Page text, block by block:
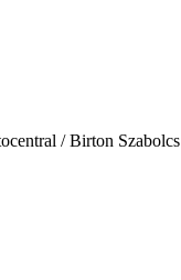
/ Birton Szabolcs